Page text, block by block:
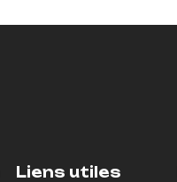
Liens utiles